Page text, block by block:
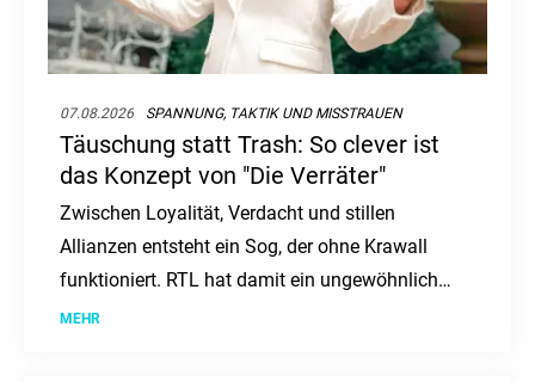
07.08.2026 SPANNUNG, TAKTIK UND MISSTRAUEN
Täuschung statt Trash: So clever ist
das Konzept von "Die Verräter"
Zwischen Loyalität, Verdacht und stillen
Allianzen entsteht ein Sog, der ohne Krawall
funktioniert. RTL hat damit ein ungewöhnlich
spannendes Format etabliert.
MEHR